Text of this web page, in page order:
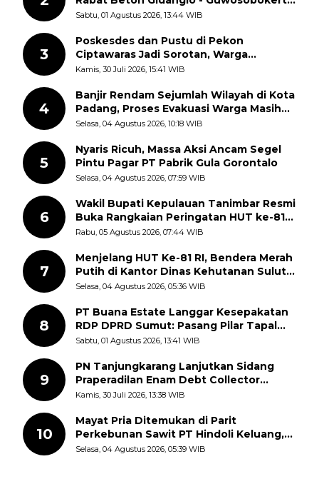
Sudah Pecah
Sabtu, 01 Agustus 2026, 13:44 WIB
3
Poskesdes dan Pustu di Pekon
Ciptawaras Jadi Sorotan, Warga
Keluhkan Fasilitas Terbengkalai dan
Kamis, 30 Juli 2026, 15:41 WIB
4
Banjir Rendam Sejumlah Wilayah di Kota
Padang, Proses Evakuasi Warga Masih
Berlangsung
Selasa, 04 Agustus 2026, 10:18 WIB
5
Nyaris Ricuh, Massa Aksi Ancam Segel
Pintu Pagar PT Pabrik Gula Gorontalo
Selasa, 04 Agustus 2026, 07:59 WIB
6
Wakil Bupati Kepulauan Tanimbar Resmi
Buka Rangkaian Peringatan HUT ke-81
Kemerdekaan RI, ASN Diajak Perkuat
Rabu, 05 Agustus 2026, 07:44 WIB
7
Menjelang HUT Ke-81 RI, Bendera Merah
Putih di Kantor Dinas Kehutanan Sulut
Disorot Warga
Selasa, 04 Agustus 2026, 05:36 WIB
8
PT Buana Estate Langgar Kesepakatan
RDP DPRD Sumut: Pasang Pilar Tapal
Batas Sepihak Tanpa Libatkan
Sabtu, 01 Agustus 2026, 13:41 WIB
9
PN Tanjungkarang Lanjutkan Sidang
Praperadilan Enam Debt Collector
dengan Pemeriksaan Saksi
Kamis, 30 Juli 2026, 13:38 WIB
10
Mayat Pria Ditemukan di Parit
Perkebunan Sawit PT Hindoli Keluang,
Polisi Selidiki Penyebab Kematian
Selasa, 04 Agustus 2026, 05:39 WIB